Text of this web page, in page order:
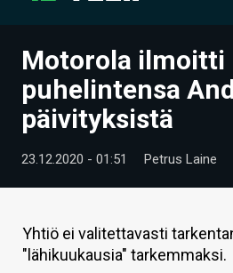
UUTISET
ARTIKKELIT
VIDEOT
TECHBBS
TIETOA
HINTA.FI
Motorola ilmoitti
puhelintensa
päivityksistä
23.12.2020 - 01:51 Petrus Laine
Yhtiö ei valitettavasti
"lähikuukausia" tarkemmaksi.